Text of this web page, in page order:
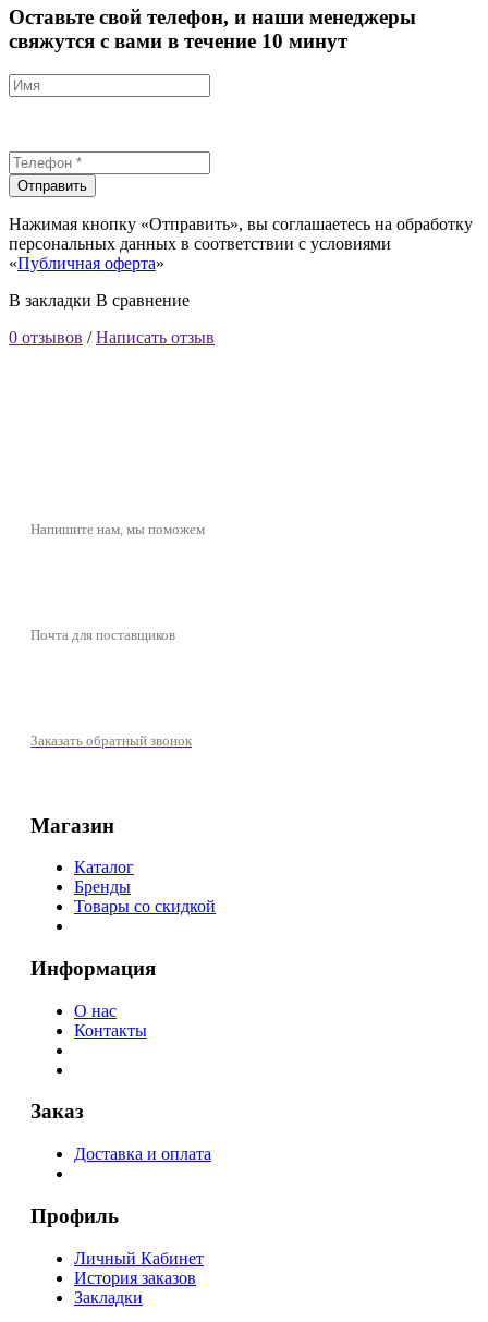
Оставьте свой телефон, и наши менеджеры
свяжутся с вами в течение 10 минут
Отправить
Нажимая кнопку «Отправить», вы соглашаетесь на обработку
персональных данных в соответствии с условиями
«Публичная оферта»
В закладки В сравнение
0 отзывов /Написать отзыв
Напишите нам, мы поможем
Почта для поставщиков
Заказать обратный звонок
Магазин
Каталог
Бренды
Товары со скидкой
Информация
О нас
Контакты
Заказ
Доставка и оплата
Профиль
Личный Кабинет
История заказов
Закладки